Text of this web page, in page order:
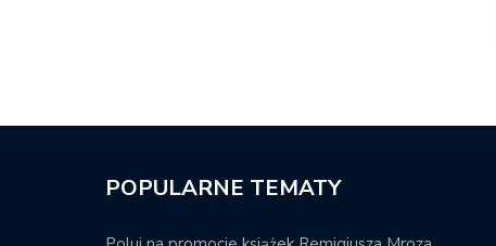
POPULARNE TEMATY